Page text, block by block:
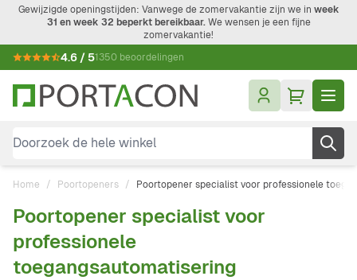
Ga naar de inhoud
Gewijzigde openingstijden: Vanwege de zomervakantie zijn we in week
31 en week 32 beperkt bereikbaar.We wensen je een fijne
zomervakantie!
4.6 / 51350 beoordelingen
Doorzoek de hele winkel
Home / Poortopeners / Poortopener specialist voor professionele
Poortopener specialist voor
professionele
toegangsautomatisering